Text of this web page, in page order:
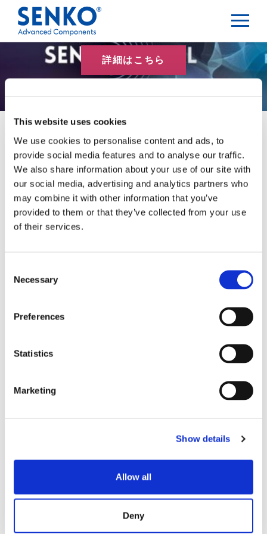
This website uses cookies
We use cookies to personalise content and ads, to
provide social media features and to analyse our traffic.
We also share information about your use of our site with
our social media, advertising and analytics partners who
may combine it with other information that you’ve
provided to them or that they’ve collected from your use
of their services.
Selection
Necessary
Preferences
Statistics
Marketing
Show details
Allow all
Deny
詳細はこちら
ブログ記事
ブログカテゴリー
SENKOの現場設置型コネク
極めて重要です。SENKOのフィールド・インスト